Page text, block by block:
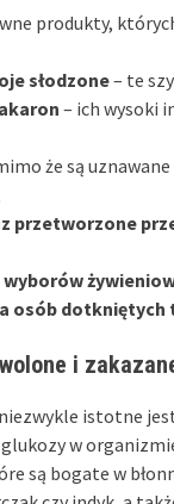
produkty,
słodzone– te
– ich wysoki
że są
przetworzone
osób
i
niezwykle istotne
w
są bogate w